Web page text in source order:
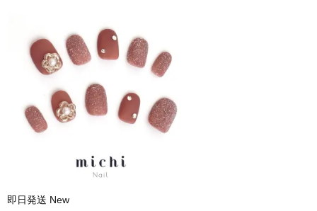
即日発送 New